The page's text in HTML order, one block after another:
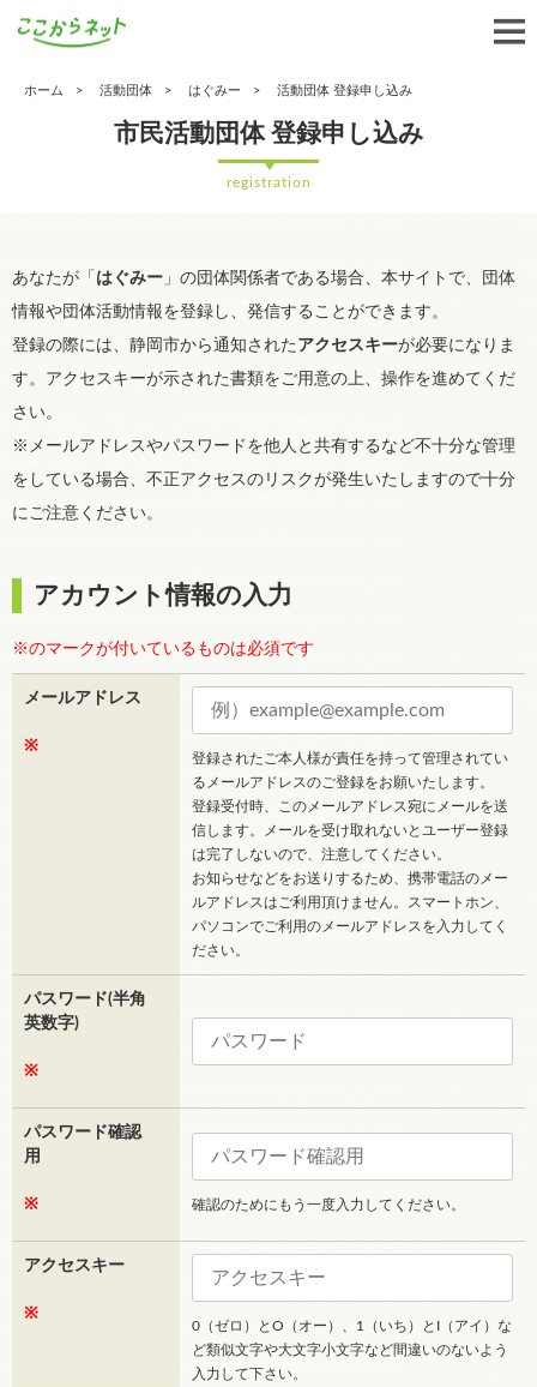
ホーム 活動団体 はぐみー 活動団体 登録申し込み
市民活動団体 登録申し込み
registration
あなたが「 はぐみー 」の団体関係者である場合、本サイトで、団体
情報や団体活動情報を登録し、発信することができます。
登録の際には、静岡市から通知された アクセスキーが必要になりま
す。アクセスキーが示された書類をご用意の上、操作を進めてくだ
さい。
※メールアドレスやパスワードを他人と共有するなど不十分な管理
をしている場合、不正アクセスのリスクが発生いたしますので十分
にご注意ください。
アカウント情報の入力
※のマークが付いているものは必須です
メールアドレス
※
登録されたご本人様が責任を持って管理されてい
るメールアドレスのご登録をお願いたします。
登録受付時、このメールアドレス宛にメールを送
信します。メールを受け取れないとユーザー登録
は完了しないので、注意してください。
お知らせなどをお送りするため、携帯電話のメー
ルアドレスはご利用頂けません。スマートホン、
パソコンでご利用のメールアドレスを入力してく
ださい。
パスワード(半角
英数字)
※
パスワード確認
用
※ 確認のためにもう一度入力してください。
アクセスキー
※
0（ゼロ）とO（オー）、1（いち）とI（アイ）な
ど類似文字や大文字小文字など間違いのないよう
入力して下さい。